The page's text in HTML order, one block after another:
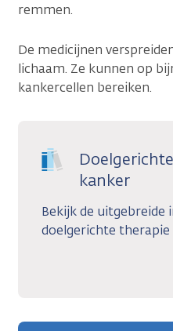
remmen.
De medicijnen
lichaam. Ze kunnen op
kankercellen bereiken.
kanker
Bekijk de
doelgerichte